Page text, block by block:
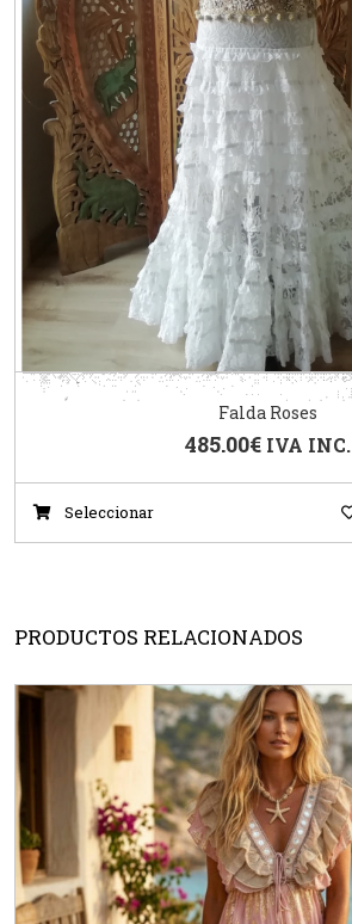
Falda Roses
485.00€ IVA INC.
Seleccionar
PRODUCTOS RELACIONADOS